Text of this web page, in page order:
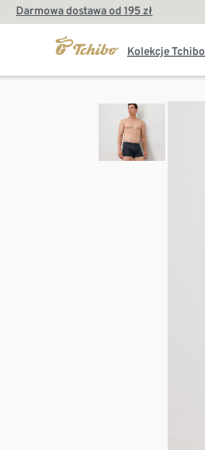
Darmowa dostawa od 195 zł
Kolekcje Tchibo